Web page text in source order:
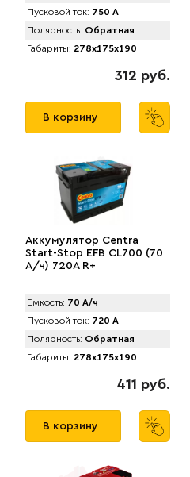
Пусковой ток: 750 А
Полярность: Обратная
Габариты: 278x175x190
312 руб.
В корзину
Аккумулятор Centra
Start-Stop EFB CL700 (70
А/ч) 720A R+
Емкость: 70 А/ч
Пусковой ток: 720 А
Полярность: Обратная
Габариты: 278x175x190
411 руб.
В корзину